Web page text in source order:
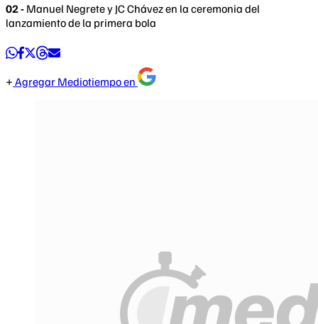
02 - Manuel Negrete y JC Chávez en la ceremonia del
lanzamiento de la primera bola
Agregar Mediotiempo en